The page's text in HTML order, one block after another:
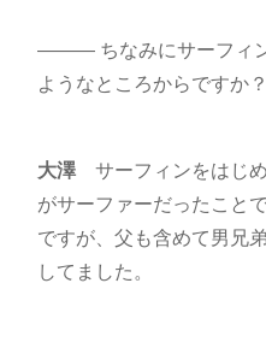
――― ちなみにサーフィ
ようなところからですか？
大澤 サーフィンをはじ
がサーファーだったこと
ですが、父も含めて男兄
してました。